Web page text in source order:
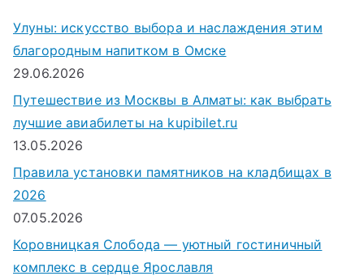
Улуны: искусство выбора и наслаждения этим
благородным напитком в Омске
29.06.2026
Путешествие из Москвы в Алматы: как выбрать
лучшие авиабилеты на kupibilet.ru
13.05.2026
Правила установки памятников на кладбищах в
2026
07.05.2026
Коровницкая Слобода — уютный гостиничный
комплекс в сердце Ярославля